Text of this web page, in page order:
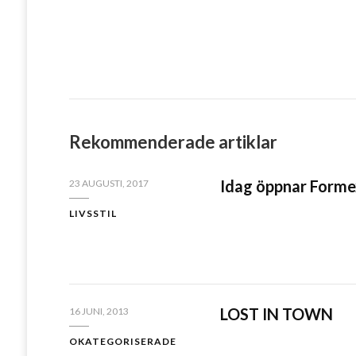
Rekommenderade artiklar
23 AUGUSTI, 2017
LIVSSTIL
Idag öppnar
16 JUNI, 2013
OKATEGORISERADE
LOST IN TOWN